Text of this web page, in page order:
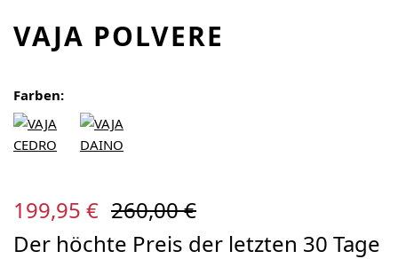
VAJA POLVERE
Farben:
Verkaufspreis:
199,95 € Regulärer Preis:
260,00 €
Der höchte Preis der letzten 30 Tage